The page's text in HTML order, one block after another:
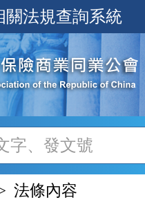
關法規查詢系統
法條內容